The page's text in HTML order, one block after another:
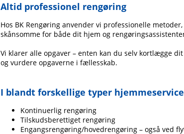
Altid professionel rengøring
Hos BK Rengøring anvender vi professionelle
skånsomme for både dit hjem og
Vi klarer alle opgaver – enten kan du selv kortlægge
og vurdere opgaverne i fællesskab.
I blandt forskellige typer
Kontinuerlig rengøring
Tilskudsberettiget rengøring
Engangsrengøring/hovedrengøring – også ved